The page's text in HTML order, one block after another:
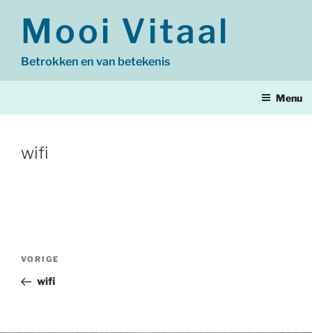
inhoud
Mooi Vitaal
Betrokken en van betekenis
Menu
wifi
Bericht
Vorig
bericht
VORIGE
wifi